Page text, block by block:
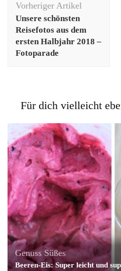
Vorheriger Artikel
Unsere schönsten
Reisefotos aus dem
ersten Halbjahr 2018 –
Fotoparade
Für dich vielleicht
Genuss Süßes
Beeren-Eis: Super leicht und